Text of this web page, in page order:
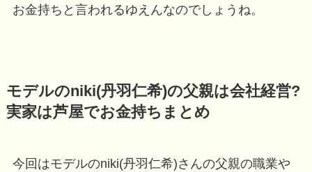
お金持ちと言われるゆえんなのでしょうね。
モデルのniki(丹羽仁希)の父親は会社経営?
実家は芦屋でお金持ちまとめ
今回はモデルのniki(丹羽仁希)さんの父親の職業や